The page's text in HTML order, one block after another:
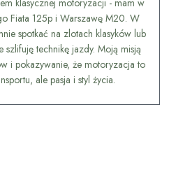
klasycznej motoryzacji - mam w
Fiata 125p i Warszawę M20. W
spotkać na zlotach klasyków lub
technikę jazdy. Moją misją
i pokazywanie, że motoryzacja to
ale pasja i styl życia.